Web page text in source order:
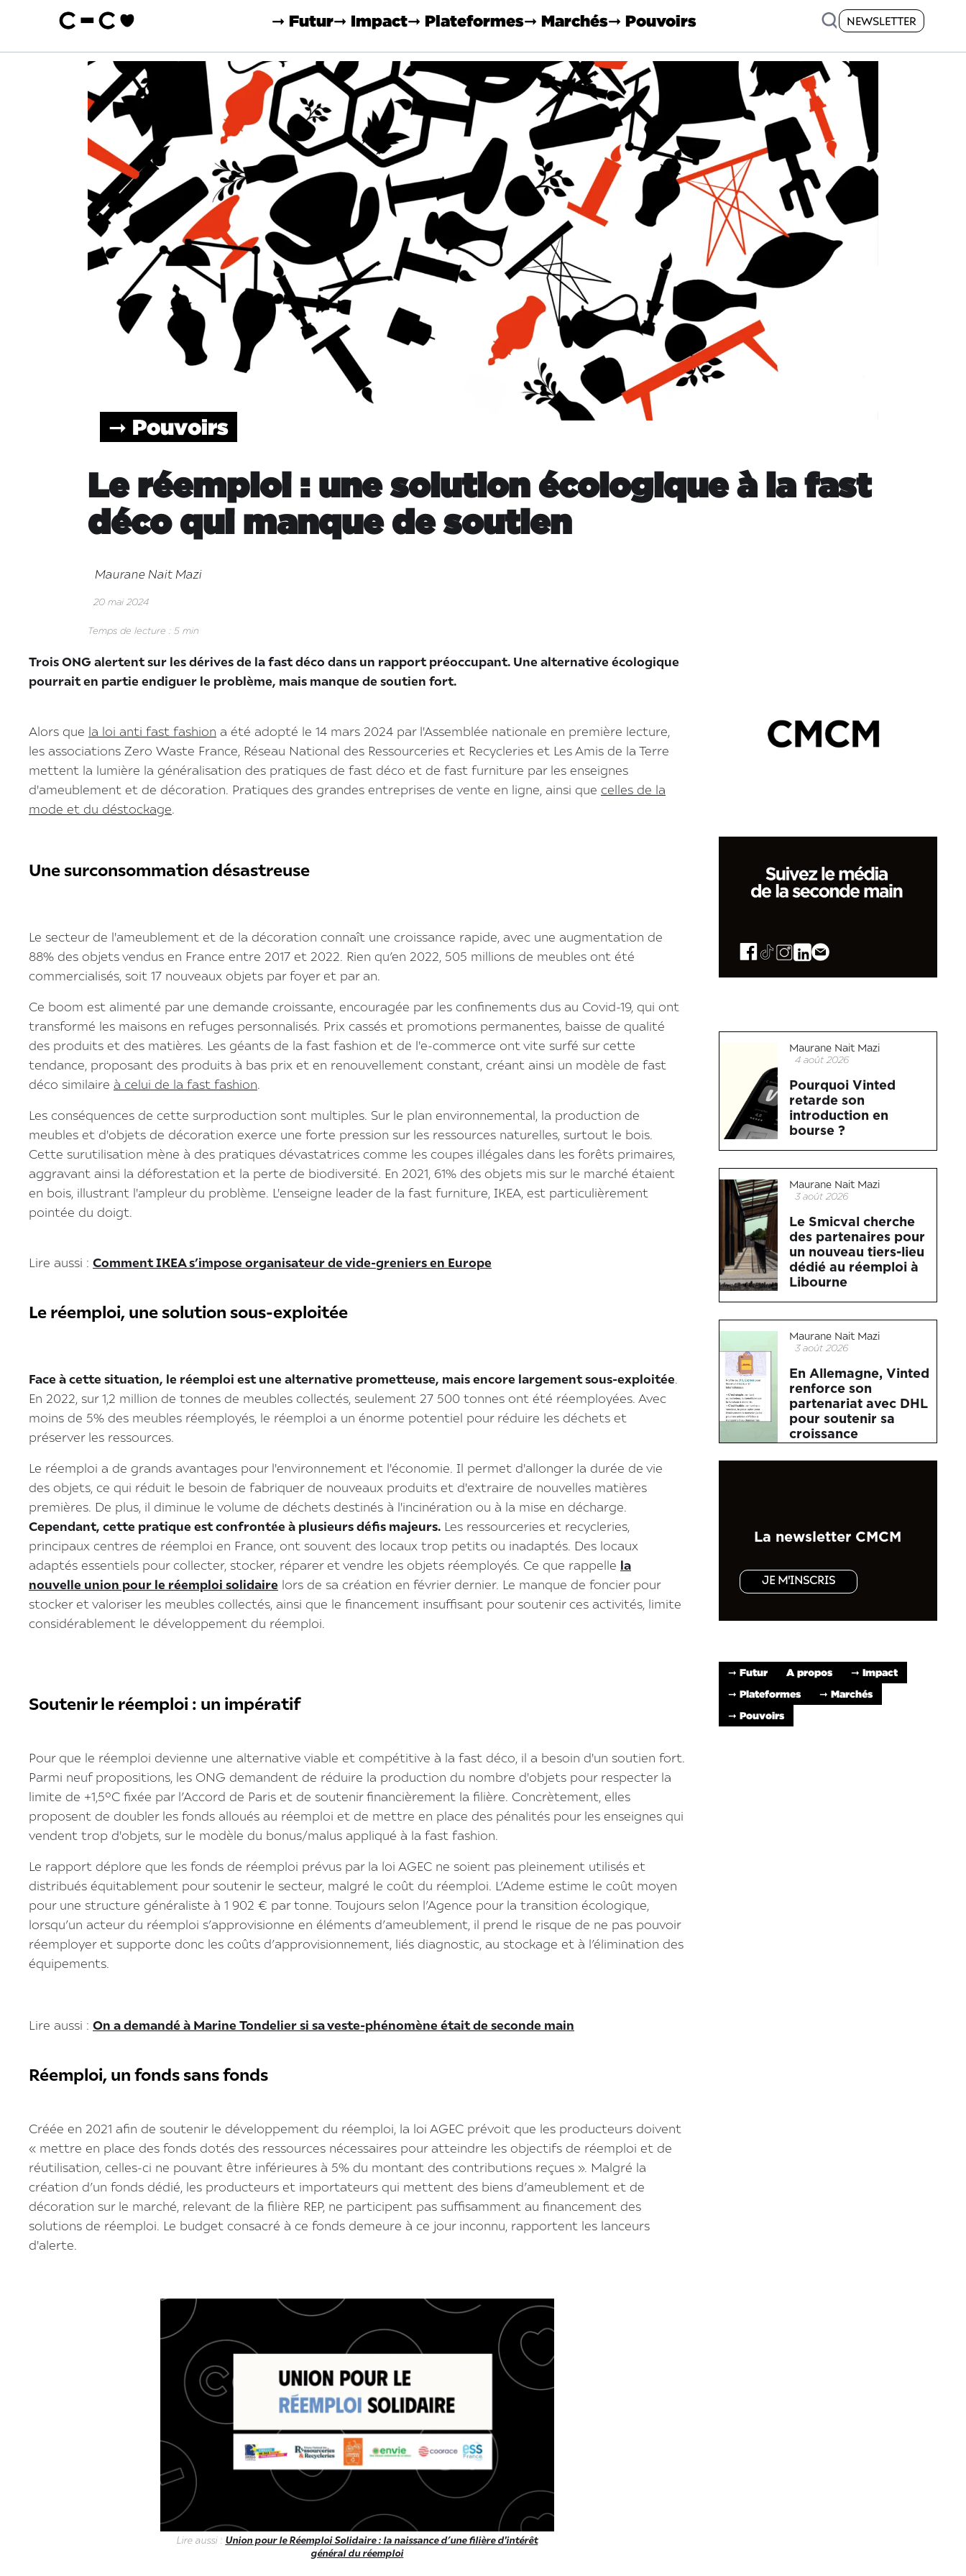
➞ Futur➞ Impact➞ Plateformes➞ Marchés➞ Pouvoirs NEWSLETTER
➞ Pouvoirs
Le réemploi : une solution écologique à la fast
déco qui manque de soutien
Maurane Nait Mazi
20 mai 2024
Temps de lecture : 5 min
Trois ONG alertent sur les dérives de la fast déco dans un rapport préoccupant. Une alternative écologique
pourrait en partie endiguer le problème, mais manque de soutien fort.
Alors que la loi anti fast fashion a été adopté le 14 mars 2024 par l'Assemblée nationale en première lecture,
les associations Zero Waste France, Réseau National des Ressourceries et Recycleries et Les Amis de la Terre
mettent la lumière la généralisation des pratiques de fast déco et de fast furniture par les enseignes
d'ameublement et de décoration. Pratiques des grandes entreprises de vente en ligne, ainsi que celles de la
mode et du déstockage.
Une surconsommation désastreuse
Le secteur de l'ameublement et de la décoration connaît une croissance rapide, avec une augmentation de
88% des objets vendus en France entre 2017 et 2022. Rien qu’en 2022, 505 millions de meubles ont été
commercialisés, soit 17 nouveaux objets par foyer et par an.
Ce boom est alimenté par une demande croissante, encouragée par les confinements dus au Covid-19, qui ont
transformé les maisons en refuges personnalisés. Prix cassés et promotions permanentes, baisse de qualité
des produits et des matières. Les géants de la fast fashion et de l'e-commerce ont vite surfé sur cette
tendance, proposant des produits à bas prix et en renouvellement constant, créant ainsi un modèle de fast
déco similaire à celui de la fast fashion.
Les conséquences de cette surproduction sont multiples. Sur le plan environnemental, la production de
meubles et d'objets de décoration exerce une forte pression sur les ressources naturelles, surtout le bois.
Cette surutilisation mène à des pratiques dévastatrices comme les coupes illégales dans les forêts primaires,
aggravant ainsi la déforestation et la perte de biodiversité. En 2021, 61% des objets mis sur le marché étaient
en bois, illustrant l'ampleur du problème. L'enseigne leader de la fast furniture, IKEA, est particulièrement
pointée du doigt.
Lire aussi : Comment IKEA s’impose organisateur de vide-greniers en Europe
Le réemploi, une solution sous-exploitée
Face à cette situation, le réemploi est une alternative prometteuse, mais encore largement sous-exploitée.
En 2022, sur 1,2 million de tonnes de meubles collectés, seulement 27 500 tonnes ont été réemployées. Avec
moins de 5% des meubles réemployés, le réemploi a un énorme potentiel pour réduire les déchets et
préserver les ressources.
Le réemploi a de grands avantages pour l'environnement et l'économie. Il permet d'allonger la durée de vie
des objets, ce qui réduit le besoin de fabriquer de nouveaux produits et d'extraire de nouvelles matières
premières. De plus, il diminue le volume de déchets destinés à l'incinération ou à la mise en décharge.
Cependant, cette pratique est confrontée à plusieurs défis majeurs. Les ressourceries et recycleries,
principaux centres de réemploi en France, ont souvent des locaux trop petits ou inadaptés. Des locaux
adaptés essentiels pour collecter, stocker, réparer et vendre les objets réemployés. Ce que rappelle
la
nouvelle union pour le réemploi solidaire lors de sa création en février dernier. Le manque de foncier pour
stocker et valoriser les meubles collectés, ainsi que le financement insuffisant pour soutenir ces activités, limite
considérablement le développement du réemploi.
Soutenir le réemploi : un impératif
Pour que le réemploi devienne une alternative viable et compétitive à la fast déco, il a besoin d'un soutien fort.
Parmi neuf propositions, les ONG demandent de réduire la production du nombre d'objets pour respecter la
limite de +1,5°C fixée par l’Accord de Paris et de soutenir financièrement la filière. Concrètement, elles
proposent de doubler les fonds alloués au réemploi et de mettre en place des pénalités pour les enseignes qui
vendent trop d'objets, sur le modèle du bonus/malus appliqué à la fast fashion.
Le rapport déplore que les fonds de réemploi prévus par la loi AGEC ne soient pas pleinement utilisés et
distribués équitablement pour soutenir le secteur, malgré le coût du réemploi. L’Ademe estime le coût moyen
pour une structure généraliste à 1 902 € par tonne. Toujours selon l’Agence pour la transition écologique,
lorsqu’un acteur du réemploi s’approvisionne en éléments d’ameublement, il prend le risque de ne pas pouvoir
réemployer et supporte donc les coûts d’approvisionnement, liés diagnostic, au stockage et à l’élimination des
équipements.
Lire aussi : On a demandé à Marine Tondelier si sa veste-phénomène était de seconde main
Réemploi, un fonds sans fonds
Créée en 2021 afin de soutenir le développement du réemploi, la loi AGEC prévoit que les producteurs doivent
« mettre en place des fonds dotés des ressources nécessaires pour atteindre les objectifs de réemploi et de
réutilisation, celles-ci ne pouvant être inférieures à 5% du montant des contributions reçues ». Malgré la
création d’un fonds dédié, les producteurs et importateurs qui mettent des biens d’ameublement et de
décoration sur le marché, relevant de la filière REP, ne participent pas suffisamment au financement des
solutions de réemploi. Le budget consacré à ce fonds demeure à ce jour inconnu, rapportent les lanceurs
d'alerte.
Lire aussi : Union pour le Réemploi Solidaire : la naissance d’une filière d'intérêt
général du réemploi
Maurane Nait Mazi
4 août 2026
Pourquoi Vinted
retarde son
introduction en
bourse ?
Maurane Nait Mazi
3 août 2026
Le Smicval cherche
des partenaires pour
un nouveau tiers-lieu
dédié au réemploi à
Libourne
Maurane Nait Mazi
3 août 2026
En Allemagne, Vinted
renforce son
partenariat avec DHL
pour soutenir sa
croissance
La newsletter CMCM
JE M'INSCRIS
➞ Futur A propos
➞ Impact
➞ Plateformes
➞ Marchés
➞ Pouvoirs